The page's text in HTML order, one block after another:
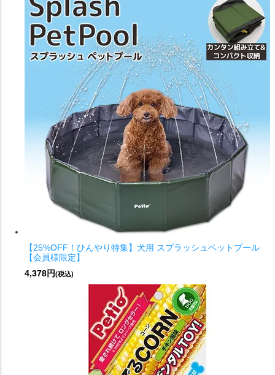
【25%OFF！ひんやり特集】犬用 スプラッシュペットプール
【会員様限定】
4,378円(税込)